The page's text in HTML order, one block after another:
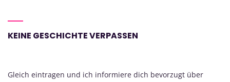
KEINE GESCHICHTE VERPASSEN
Gleich eintragen und ich informiere dich bevorzugt über